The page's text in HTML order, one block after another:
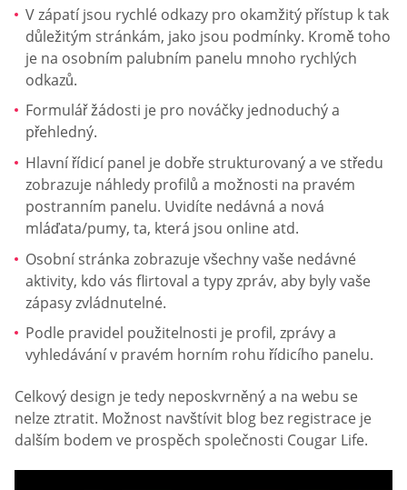
V zápatí jsou rychlé odkazy pro okamžitý přístup k tak
důležitým stránkám, jako jsou podmínky. Kromě toho
je na osobním palubním panelu mnoho rychlých
odkazů.
Formulář žádosti je pro nováčky jednoduchý a
přehledný.
Hlavní řídicí panel je dobře strukturovaný a ve středu
zobrazuje náhledy profilů a možnosti na pravém
postranním panelu. Uvidíte nedávná a nová
mláďata/pumy, ta, která jsou online atd.
Osobní stránka zobrazuje všechny vaše nedávné
aktivity, kdo vás flirtoval a typy zpráv, aby byly vaše
zápasy zvládnutelné.
Podle pravidel použitelnosti je profil, zprávy a
vyhledávání v pravém horním rohu řídicího panelu.
Celkový design je tedy neposkvrněný a na webu se
nelze ztratit. Možnost navštívit blog bez registrace je
dalším bodem ve prospěch společnosti Cougar Life.